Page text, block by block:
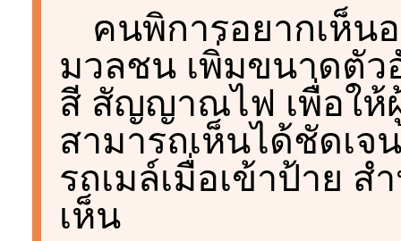
คนพิการอยากเห็น
มวลชน เพิ่มขนาดตั
สี สัญญาณไฟ เพื่อให้
สามารถเห็นได้ชัดเจ
รถเมล์เมื่อเข้าป้าย ส
เห็น